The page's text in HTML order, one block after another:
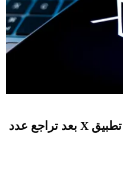
"فريق الأحلام" ينطلق لإنقاذ تطبيق X بعد تراجع عدد